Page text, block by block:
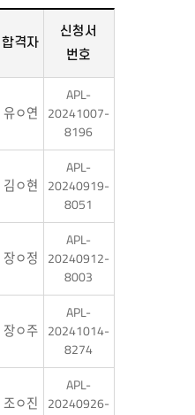
합격자
신청서
번호
유ㅇ연
APL-
20241007-
8196
김ㅇ현
APL-
20240919-
8051
장ㅇ정
APL-
20240912-
8003
장ㅇ주
APL-
20241014-
8274
조ㅇ진
APL-
20240926-